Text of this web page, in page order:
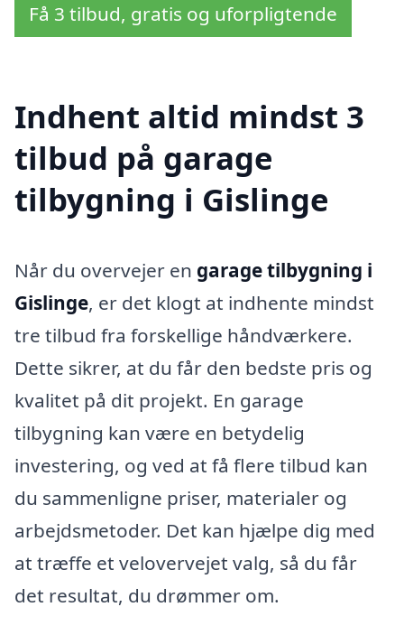
Få 3 tilbud, gratis og uforpligtende
Indhent altid mindst 3
tilbud på garage
tilbygning i Gislinge
Når du overvejer en garage tilbygning i
Gislinge, er det klogt at indhente mindst
tre tilbud fra forskellige håndværkere.
Dette sikrer, at du får den bedste pris og
kvalitet på dit projekt. En garage
tilbygning kan være en betydelig
investering, og ved at få flere tilbud kan
du sammenligne priser, materialer og
arbejdsmetoder. Det kan hjælpe dig med
at træffe et velovervejet valg, så du får
det resultat, du drømmer om.